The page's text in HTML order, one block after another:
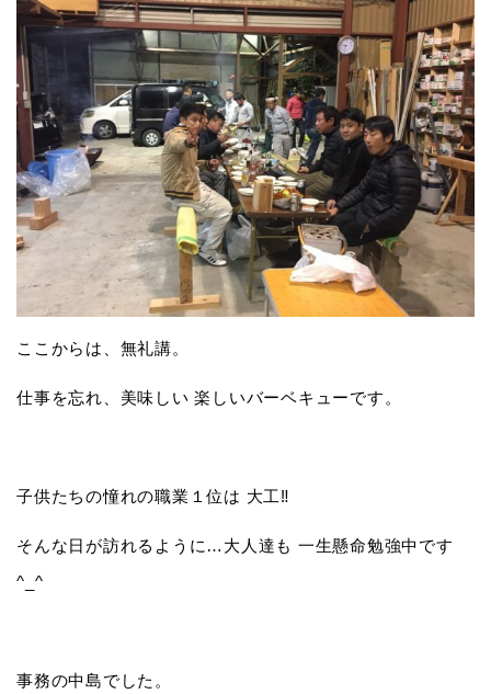
ここからは、無礼講。
仕事を忘れ、美味しい 楽しいバーベキューです。
子供たちの憧れの職業１位は 大工‼️
そんな日が訪れるように…大人達も 一生懸命勉強中です
^_^
事務の中島でした。